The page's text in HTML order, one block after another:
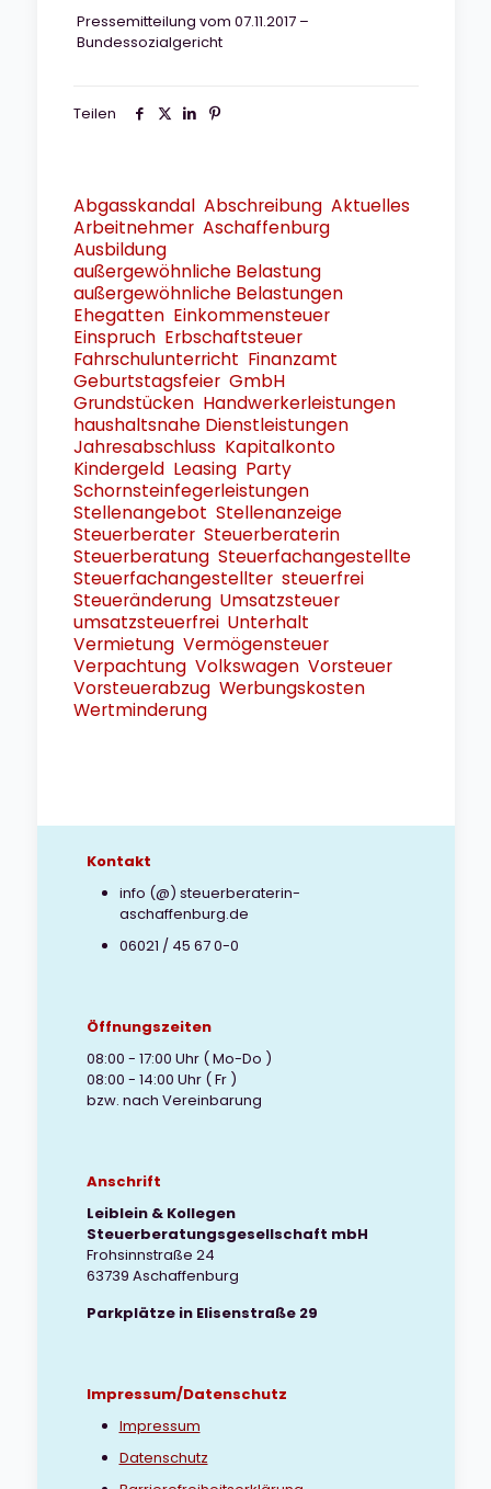
Pressemitteilung vom 07.11.2017 –
Bundessozialgericht
Teilen
Abgasskandal Abschreibung Aktuelles
Arbeitnehmer Aschaffenburg
Ausbildung
außergewöhnliche Belastung
außergewöhnliche Belastungen
Ehegatten Einkommensteuer
Einspruch Erbschaftsteuer
Fahrschulunterricht Finanzamt
Geburtstagsfeier GmbH
Grundstücken Handwerkerleistungen
haushaltsnahe Dienstleistungen
Jahresabschluss Kapitalkonto
Kindergeld Leasing Party
Schornsteinfegerleistungen
Stellenangebot Stellenanzeige
Steuerberater Steuerberaterin
Steuerberatung Steuerfachangestellte
Steuerfachangestellter steuerfrei
Steueränderung Umsatzsteuer
umsatzsteuerfrei Unterhalt
Vermietung Vermögensteuer
Verpachtung Volkswagen Vorsteuer
Vorsteuerabzug Werbungskosten
Wertminderung
Kontakt
info (@) steuerberaterin-
aschaffenburg.de
06021 / 45 67 0-0
Öffnungszeiten
08:00 - 17:00 Uhr ( Mo-Do )
08:00 - 14:00 Uhr ( Fr )
bzw. nach Vereinbarung
Anschrift
Leiblein & Kollegen
Steuerberatungsgesellschaft mbH
Frohsinnstraße 24
63739 Aschaffenburg
Parkplätze in Elisenstraße 29
Impressum/Datenschutz
Impressum
Datenschutz